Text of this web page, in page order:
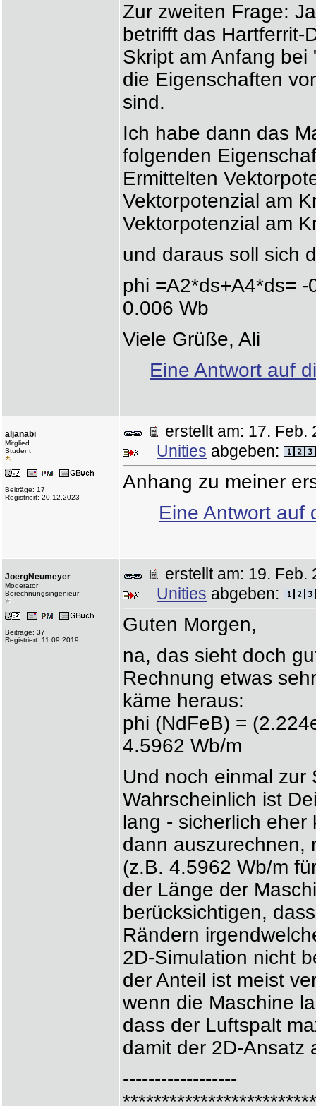
Zur zweiten Frage:
betrifft das Hartferrit-
Skript am Anfang
die Eigenschaften
sind.
Ich habe dann das
folgenden
Ermittelten
Vektorpotenzial am
Vektorpotenzial am
und daraus soll sich
phi =A2*ds+A4*ds=
0.006 Wb
Viele Grüße, Ali
Eine Antwort auf
aljanabi
Mitglied
Student
Beiträge: 17
Registriert: 20.12.2023
erstellt am: 17.
Unities abgeben:
Anhang zu meiner
Eine Antwort auf
JoergNeumeyer
Moderator
Berechnungsingenieur
Beiträge: 37
Registriert: 11.09.2019
erstellt am: 19.
Unities abgeben:
Guten Morgen,
na, das sieht doch
Rechnung etwas
käme heraus:
phi (NdFeB) =
4.5962 Wb/m
Und noch einmal zur
Wahrscheinlich ist
lang - sicherlich eher
dann auszurechnen,
(z.B. 4.5962 Wb/m
der Länge der
berücksichtigen,
Rändern
2D-Simulation nicht
der Anteil ist meist
wenn die Maschine
dass der Luftspalt
damit der 2D-Ansatz
------------------